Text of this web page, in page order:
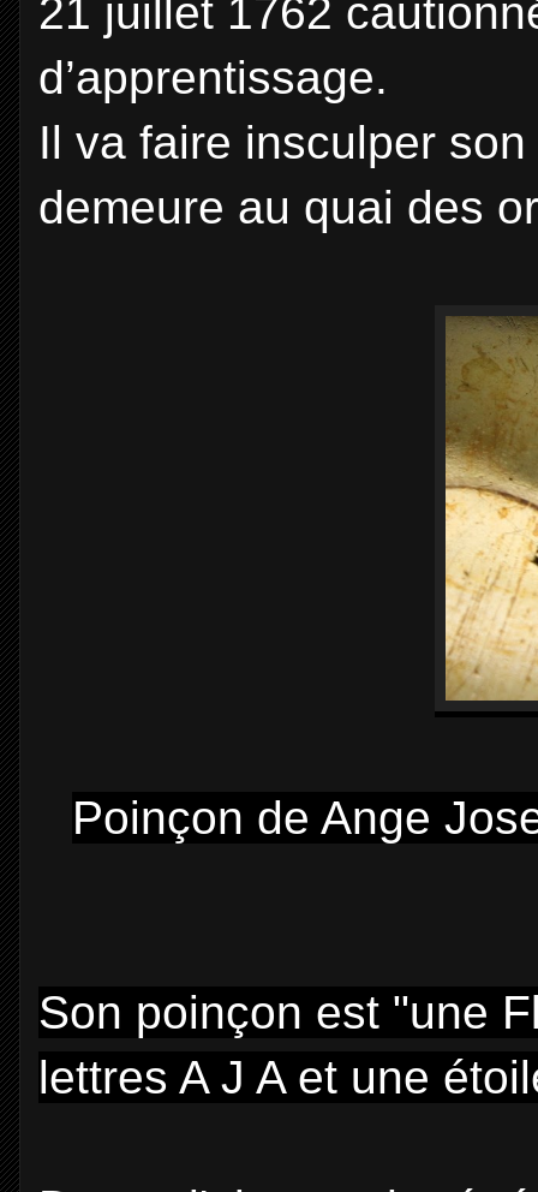
21 juillet 1762
d’apprentissage.
Il va faire insculper
demeure au quai des
Poinçon de Ange
Son poinçon est "une
lettres A J A et une